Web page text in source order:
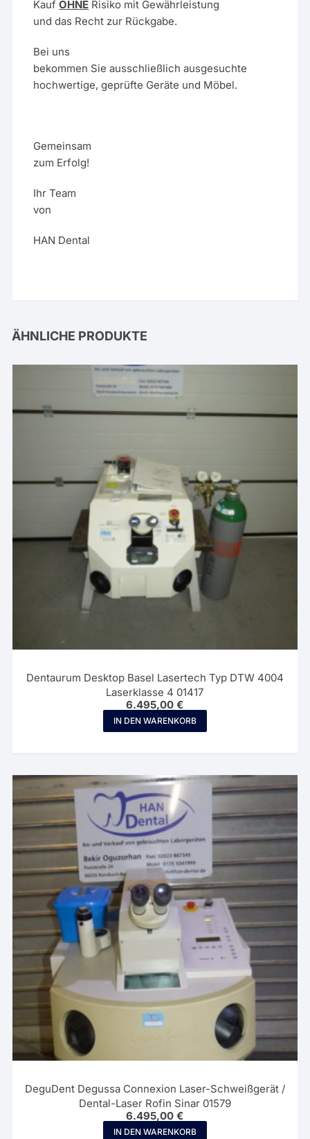
KaufOHNE Risiko mit Gewährleistung
und das Recht zur Rückgabe.
Bei uns
bekommen Sie ausschließlich ausgesuchte
hochwertige, geprüfte Geräte und Möbel.
Gemeinsam
zum Erfolg!
Ihr Team
von
HAN Dental
ÄHNLICHE PRODUKTE
Dentaurum Desktop Basel Lasertech Typ DTW 4004
Laserklasse 4 01417
6.495,00€
IN DEN WARENKORB
DeguDent Degussa Connexion Laser-Schweißgerät /
Dental-Laser Rofin Sinar 01579
6.495,00€
IN DEN WARENKORB